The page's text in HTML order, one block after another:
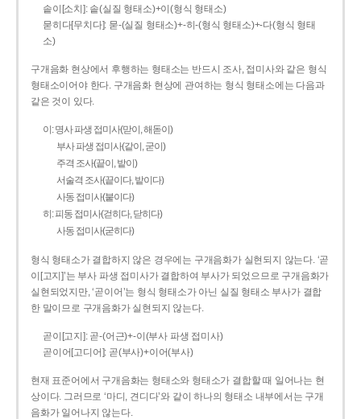
솥이[소치]: 솥(실질 형태소)+이(형식 형태소)
묻히다[무치다]: 묻­-(실질 형태소)+­-히­-(형식 형태소)+-다(형식 형태
소)
구개음화 현상에서 후행하는 형태소는 반드시 조사, 접미사와 같은 형식
형태소이어야 한다. 구개음화 현상에 관여하는 형식 형태소에는 다음과
같은 것이 있다.
이: 명사 파생 접미사(맏이, 해돋이)
부사 파생 접미사(같이, 굳이)
주격 조사(끝이, 밭이)
서술격 조사(끝이다, 밭이다)
사동 접미사(붙이다)
히: 피동 접미사(걷히다, 닫히다)
사동 접미사(굳히다)
형식 형태소가 결합하지 않은 경우에는 구개음화가 실현되지 않는다. ‘곧
이[고지]’는 부사 파생 접미사가 결합하여 부사가 되었으므로 구개음화가
실현되었지만, ‘곧이어’는 형식 형태소가 아닌 실질 형태소 부사가 결합
한 말이므로 구개음화가 실현되지 않는다.
곧이[고지]: 곧-­(어근)+­-이(부사 파생 접미사)
곧이어[고디어]: 곧(부사)+이어(부사)
현재 표준어에서 구개음화는 형태소와 형태소가 결합할 때 일어나는 현
상이다. 그러므로 ‘마디, 견디다’와 같이 하나의 형태소 내부에서는 구개
음화가 일어나지 않는다.